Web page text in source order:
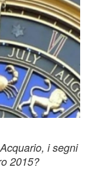
i segni
2015?